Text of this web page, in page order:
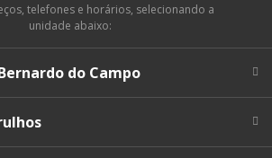
telefones e horários, selecionando a
unidade abaixo:
do Campo